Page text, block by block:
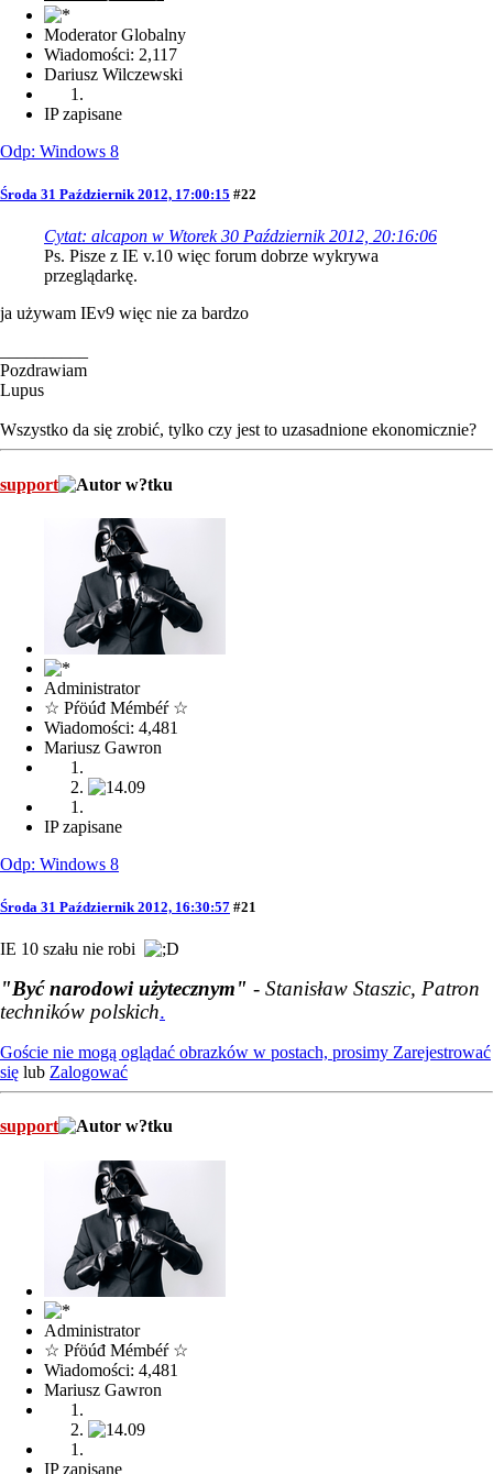
Moderator Globalny
Wiadomości: 2,117
Dariusz Wilczewski
IP zapisane
Odp: Windows 8
Środa 31 Październik 2012, 17:00:15 #22
Cytat: alcapon w Wtorek 30 Październik 2012, 20:16:06
Ps. Pisze z IE v.10 więc forum dobrze wykrywa
przeglądarkę.
ja używam IEv9 więc nie za bardzo
Pozdrawiam
Lupus
Wszystko da się zrobić, tylko czy jest to uzasadnione ekonomicznie?
support
Administrator
☆ Pŕöúđ Mémbéŕ ☆
Wiadomości: 4,481
Mariusz Gawron
IP zapisane
Odp: Windows 8
Środa 31 Październik 2012, 16:30:57 #21
IE 10 szału nie robi
"Być narodowi użytecznym" - Stanisław Staszic, Patron
techników polskich.
Goście nie mogą oglądać obrazków w postach, prosimy Zarejestrować
się lub Zalogować
support
Administrator
☆ Pŕöúđ Mémbéŕ ☆
Wiadomości: 4,481
Mariusz Gawron
IP zapisane